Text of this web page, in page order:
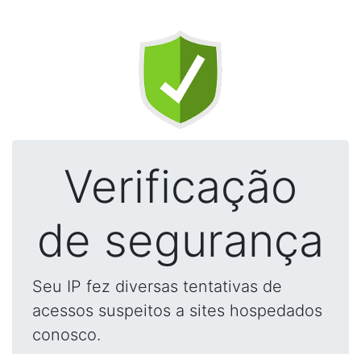
Verificação
de segurança
Seu IP fez diversas tentativas de
acessos suspeitos a sites hospedados
conosco.